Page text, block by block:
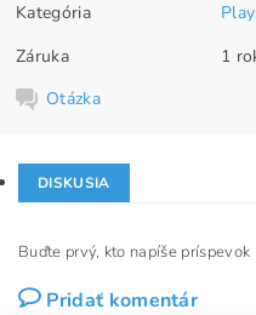
Kategória
Záruka
1
Otázka
DISKUSIA
Buďte prvý, kto napíše príspevok
Pridať komentár